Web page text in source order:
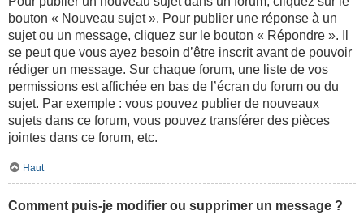
bouton « Nouveau sujet ». Pour publier une réponse à un
sujet ou un message, cliquez sur le bouton « Répondre ». Il
se peut que vous ayez besoin d’être inscrit avant de pouvoir
rédiger un message. Sur chaque forum, une liste de vos
permissions est affichée en bas de l’écran du forum ou du
sujet. Par exemple : vous pouvez publier de nouveaux
sujets dans ce forum, vous pouvez transférer des pièces
jointes dans ce forum, etc.
Haut
Comment puis-je modifier ou supprimer un message ?